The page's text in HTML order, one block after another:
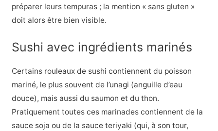
préparer leurs tempuras ; la mention « sans gluten »
doit alors être bien visible.
Sushi avec ingrédients marinés
Certains rouleaux de sushi contiennent du poisson
mariné, le plus souvent de l’unagi (anguille d’eau
douce), mais aussi du saumon et du thon.
Pratiquement toutes ces marinades contiennent de la
sauce soja ou de la sauce teriyaki (qui, à son tour,